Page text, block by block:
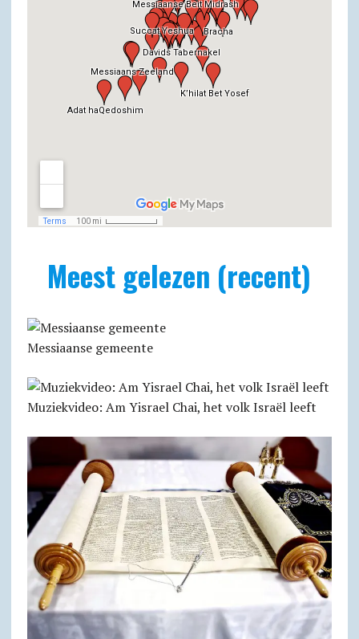
Meest gelezen (recent)
Messiaanse gemeente
Muziekvideo: Am Yisrael Chai, het volk Israël leeft